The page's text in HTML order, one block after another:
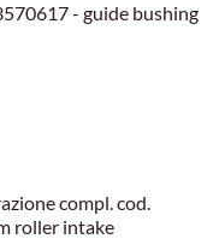
- guide bushing
compl. cod.
roller intake